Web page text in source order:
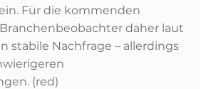
Für die kommenden
daher laut
stabile Nachfrage – allerdings
(red)